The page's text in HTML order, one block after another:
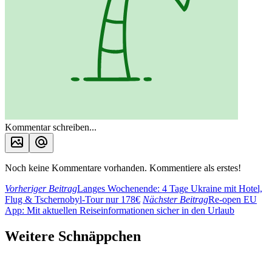
Kommentar schreiben...
Noch keine Kommentare vorhanden. Kommentiere als erstes!
Vorheriger BeitragLanges Wochenende: 4 Tage Ukraine mit Hotel,
Flug & Tschernobyl-Tour nur 178€ Nächster BeitragRe-open EU
App: Mit aktuellen Reiseinformationen sicher in den Urlaub
Weitere Schnäppchen